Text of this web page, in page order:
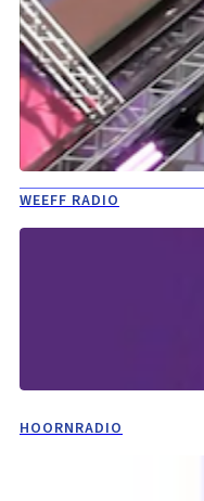
WEEFF RADIO
HOORNRADIO